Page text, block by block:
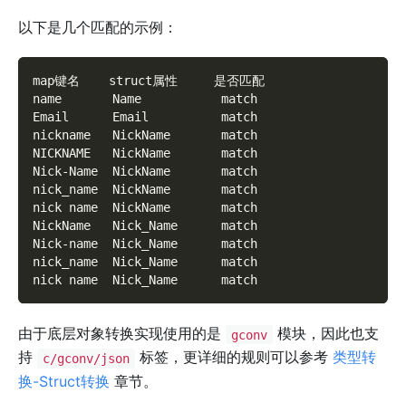
以下是几个匹配的示例：
map键名    struct属性     是否匹配
name       Name           match
Email      Email          match
nickname   NickName       match
NICKNAME   NickName       match
Nick-Name  NickName       match
nick_name  NickName       match
nick name  NickName       match
NickName   Nick_Name      match
Nick-name  Nick_Name      match
nick_name  Nick_Name      match
nick name  Nick_Name      match
由于底层对象转换实现使用的是 gconv
模块，因此也支
持
c/gconv/json 标签，更详细的规则可以参考 类型转
换-Struct转换 章节。